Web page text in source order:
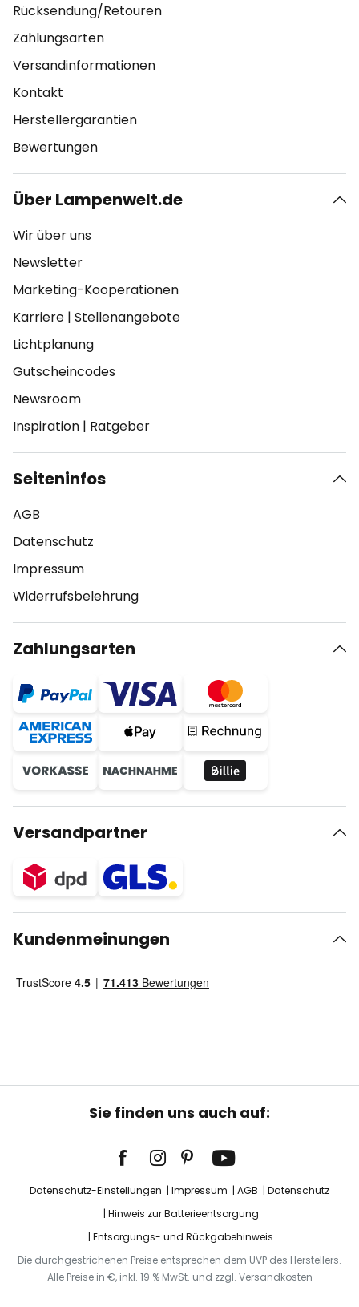
Rücksendung/Retouren
Zahlungsarten
Versandinformationen
Kontakt
Herstellergarantien
Bewertungen
Über Lampenwelt.de
Wir über uns
Newsletter
Marketing-Kooperationen
Karriere | Stellenangebote
Lichtplanung
Gutscheincodes
Newsroom
Inspiration | Ratgeber
Seiteninfos
AGB
Datenschutz
Impressum
Widerrufsbelehrung
Zahlungsarten
Versandpartner
Kundenmeinungen
Sie finden uns auch auf:
Datenschutz-Einstellungen Impressum AGB
Datenschutz
Hinweis zur Batterieentsorgung
Entsorgungs- und Rückgabehinweis
Die durchgestrichenen Preise entsprechen dem UVP des Herstellers.
Alle Preise in €, inkl. 19 % MwSt. und zzgl. Versandkosten